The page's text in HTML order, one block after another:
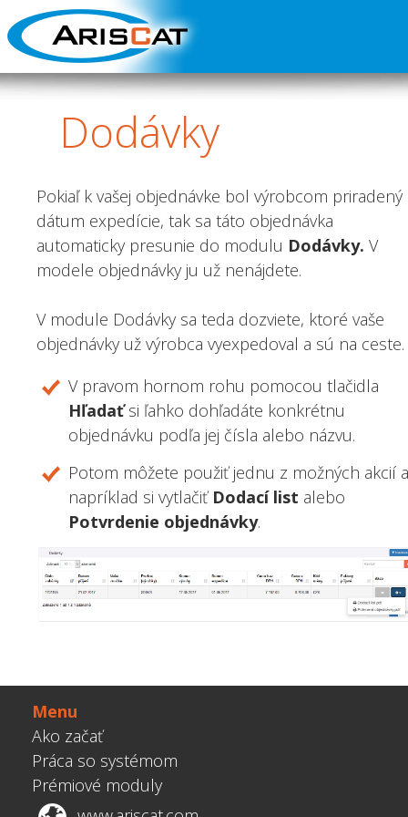
Dodávky
Pokiaľ k vašej objednávke bol výrobcom priradený
dátum expedície, tak sa táto objednávka
automaticky presunie do modulu Dodávky. V
modele objednávky ju už nenájdete.
V module Dodávky sa teda dozviete, ktoré vaše
objednávky už výrobca vyexpedoval a sú na ceste.
V pravom hornom rohu pomocou tlačidla
Hľadaťsi ľahko dohľadáte konkrétnu
objednávku podľa jej čísla alebo názvu.
Potom môžete použiť jednu z možných akcií a
napríklad si vytlačiť Dodací list alebo
Potvrdenie objednávky.
Menu
Ako začať
Práca so systémom
Prémiové moduly